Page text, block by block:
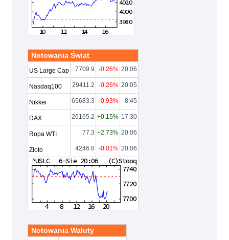
Notowania Świat
US Large Cap 7709.9 -0.26% 20:06
Nasdaq100 29411.2 -0.26% 20:05
Nikkei 65683.3 -0.93% 8:45
DAX 26165.2 +0.15% 17:30
Ropa WTI 77.3 +2.73% 20:06
Złoto 4246.8 -0.01% 20:06
Notowania Waluty